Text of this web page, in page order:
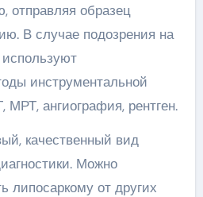
отправляя образец
В случае подозрения на
инструментальной
МРТ, ангиография, рентген.
качественный вид
Можно
липосаркому от других